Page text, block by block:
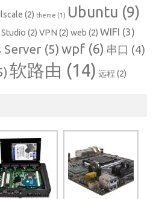
(2) theme (1) Ubuntu (9)
(2) VPN (2) web (2) WIFI (3)
Server (5) wpf (6) 串口 (4)
软路由 (14) 远程 (2)